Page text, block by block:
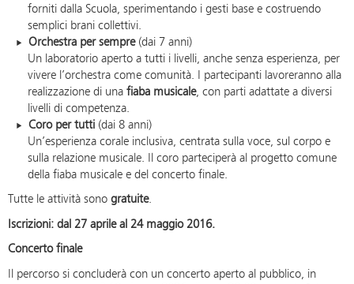
forniti dalla Scuola, sperimentando i gesti base e costruendo
semplici brani collettivi.
Orchestra per sempre(dai 7 anni)
Un laboratorio aperto a tutti i livelli, anche senza esperienza, per
vivere l’orchestra come comunità. I partecipanti lavoreranno alla
realizzazione di una fiaba musicale, con parti adattate a diversi
livelli di competenza.
Coro per tutti (dai 8 anni)
Un’esperienza corale inclusiva, centrata sulla voce, sul corpo e
sulla relazione musicale. Il coro parteciperà al progetto comune
della fiaba musicale e del concerto finale.
Tutte le attività sono gratuite.
Iscrizioni: dal 27 aprile al 24 maggio 2016.
Concerto finale
Il percorso si concluderà con un concerto aperto al pubblico, in